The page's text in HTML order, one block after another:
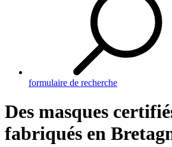
formulaire de recherche
Des masques
fabriqués en